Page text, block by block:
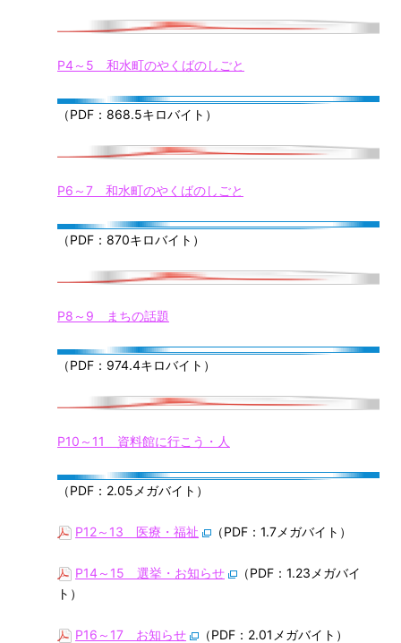
P4～5 和水町のやくばのしごと
（PDF：868.5キロバイト）
P6～7 和水町のやくばのしごと
（PDF：870キロバイト）
P8～9 まちの話題
（PDF：974.4キロバイト）
P10～11 資料館に行こう・人
（PDF：2.05メガバイト）
P12～13 医療・福祉 （PDF：1.7メガバイト）
P14～15 選挙・お知らせ
（PDF：1.23メガバイ
ト）
P16～17 お知らせ （PDF：2.01メガバイト）